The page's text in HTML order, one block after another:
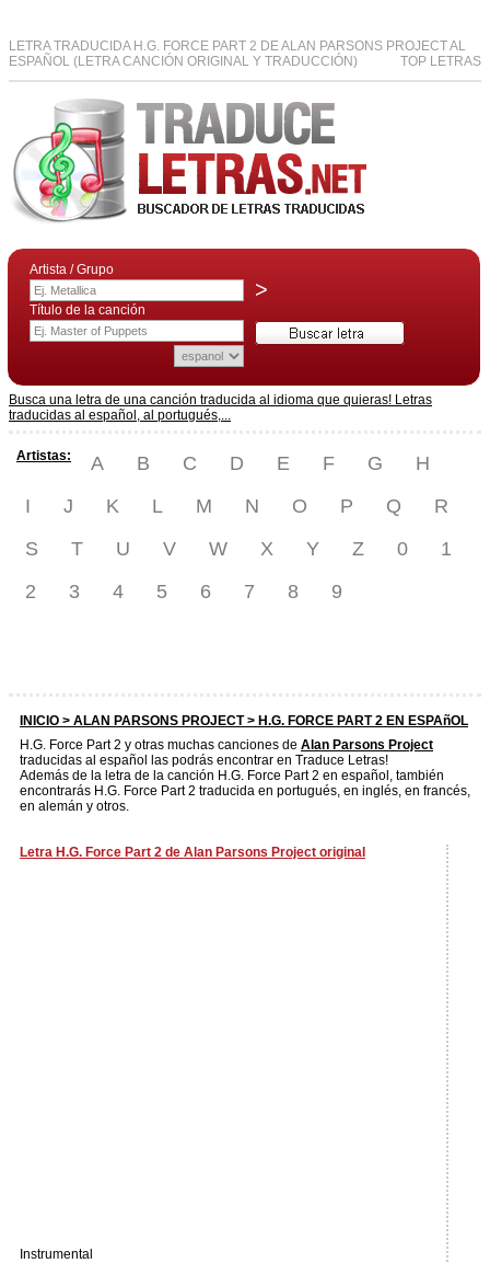
LETRA TRADUCIDA H.G. FORCE PART 2 DE ALAN PARSONS PROJECT AL
ESPAÑOL (LETRA CANCIÓN ORIGINAL Y TRADUCCIÓN)
TOP LETRAS
Artista / Grupo
>
Título de la canción
Busca una letra de una canción traducida al idioma que quieras! Letras
traducidas al español, al portugués,...
Artistas: A B C D E F G
H
I
J K L M N O P Q
R
S
T U V W X Y Z 0
1
2
3 4 5 6 7 8 9
INICIO > ALAN PARSONS PROJECT> H.G. FORCE PART 2 EN ESPAñOL
H.G. Force Part 2 y otras muchas canciones de Alan Parsons Project
traducidas al español las podrás encontrar en Traduce Letras!
Además de la letra de la canción H.G. Force Part 2 en español, también
encontrarás H.G. Force Part 2 traducida en portugués, en inglés, en francés,
en alemán y otros.
Letra H.G. Force Part 2 de Alan Parsons Project original
Instrumental